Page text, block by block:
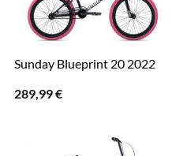
Sunday Blueprint 20 2022
289,99€